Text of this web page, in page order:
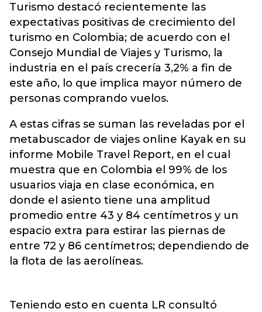
Turismo destacó recientemente las
expectativas positivas de crecimiento del
turismo en Colombia; de acuerdo con el
Consejo Mundial de Viajes y Turismo, la
industria en el país crecería 3,2% a fin de
este año, lo que implica mayor número de
personas comprando vuelos.
A estas cifras se suman las reveladas por el
metabuscador de viajes online Kayak en su
informe Mobile Travel Report, en el cual
muestra que en Colombia el 99% de los
usuarios viaja en clase económica, en
donde el asiento tiene una amplitud
promedio entre 43 y 84 centímetros y un
espacio extra para estirar las piernas de
entre 72 y 86 centímetros; dependiendo de
la flota de las aerolíneas.
Teniendo esto en cuenta LR consultó